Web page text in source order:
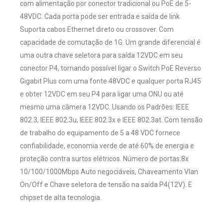
com alimentação por conector tradicional ou PoE de 5-
48VDC. Cada porta pode ser entrada e saída de link.
Suporta cabos Ethernet direto ou crossover. Com
capacidade de comutação de 1G. Um grande diferencial é
uma outra chave seletora para saída 12VDC em seu
conector P4, tornando possível ligar o Switch PoE Reverso
Gigabit Plus com uma fonte 48VDC e qualquer porta RJ45
e obter 12VDC em seu P4 para ligar uma ONU ou até
mesmo uma câmera 12VDC. Usando os Padrões: IEEE
802.3, IEEE 802.3u, IEEE 802.3x e IEEE 802.3at. Com tensão
de trabalho do equipamento de 5 a 48 VDC fornece
confiabilidade, economia verde de até 60% de energia e
proteção contra surtos elétricos. Número de portas:8x
10/100/1000Mbps Auto negociáveis, Chaveamento Vlan
On/Off e Chave seletora de tensão na saída P4(12V). E
chipset de alta tecnologia.